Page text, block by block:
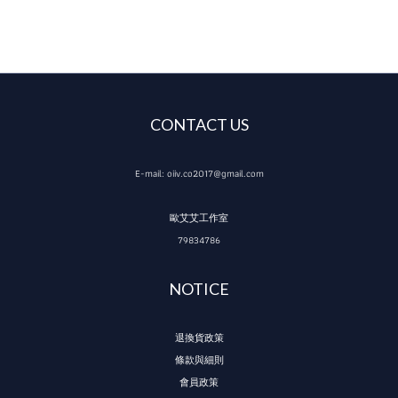
CONTACT US
E-mail: oiiv.co2017@gmail.com
歐艾艾工作室
79834786
NOTICE
退換貨政策
條款與細則
會員政策